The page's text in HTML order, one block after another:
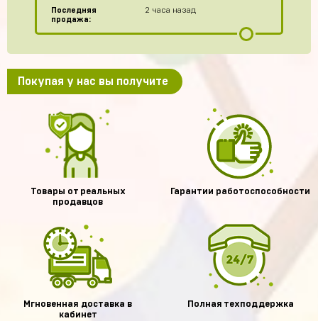
Последняя
продажа:
2 часа назад
Покупая у нас вы получите
Товары от реальных
продавцов
Гарантии работоспособности
Мгновенная доставка в
кабинет
Полная техподдержка